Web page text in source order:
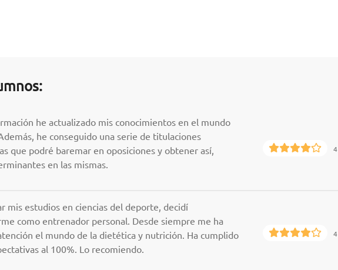
he actualizado mis conocimientos en el mundo
he conseguido una serie de titulaciones
que podré baremar en oposiciones y obtener así,
en las mismas.
4
mis estudios en ciencias del deporte, decidí
como entrenador personal. Desde siempre me ha
el mundo de la dietética y nutrición. Ha cumplido
al 100%. Lo recomiendo.
4